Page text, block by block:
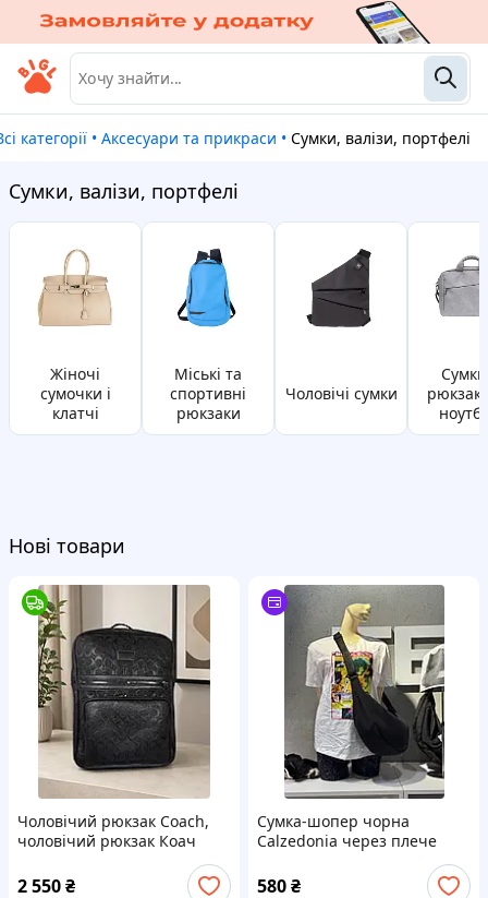
Всі категорії • Аксесуари та прикраси • Сумки, валізи, портфелі
Сумки, валізи, портфелі
жіночі
сумочки і
клатчі
міські та
спортивні
рюкзаки
чоловічі сумки
сумки та
Нові товари
Чоловічий рюкзак Coach,
чоловічий рюкзак Коач
2 550₴
Сумка-шопер чорна
Calzedonia через плече
580₴